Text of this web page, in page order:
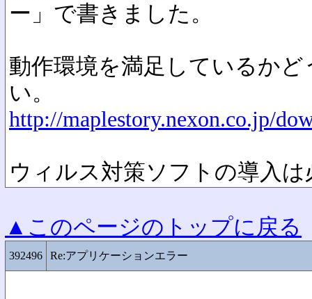
ー」で書きました。
動作環境を満足しているか
い。
http://maplestory.nexon.co.jp/
ウィルス対策ソフトの導入は
▲このページのトップに戻る
392496 Re:アプリケーションエラー